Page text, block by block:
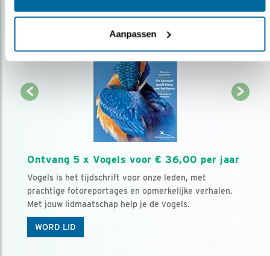
Aanpassen
Ontvang 5 x Vogels voor € 36,00 per jaar
Vogels is het tijdschrift voor onze leden, met
prachtige fotoreportages en opmerkelijke verhalen.
Met jouw lidmaatschap help je de vogels.
WORD LID